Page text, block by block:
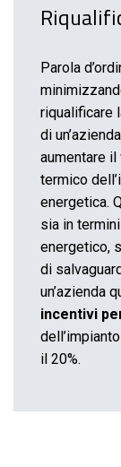
Parola
riqualificare
di
aumentare
termico
energetica.
sia in
energetico,
di
un’azienda
incentivi
il 20%.